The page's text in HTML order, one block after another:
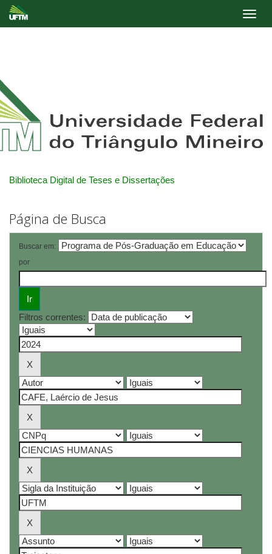
Biblioteca Digital de Teses e Dissertações
Página de Busca
Buscar em:
por
Filtros correntes: